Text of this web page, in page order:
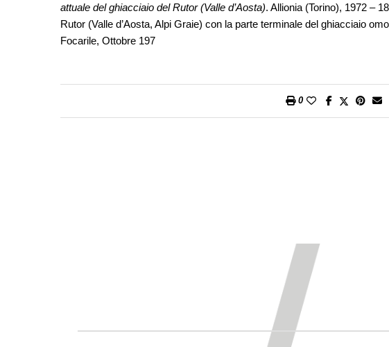
attuale del ghiacciaio del Rutor (Valle d’Aosta). Allionia (Torino), 1972 –
Rutor (Valle d’Aosta, Alpi Graie) con la parte terminale del ghiacciaio
Focarile, Ottobre 197
0